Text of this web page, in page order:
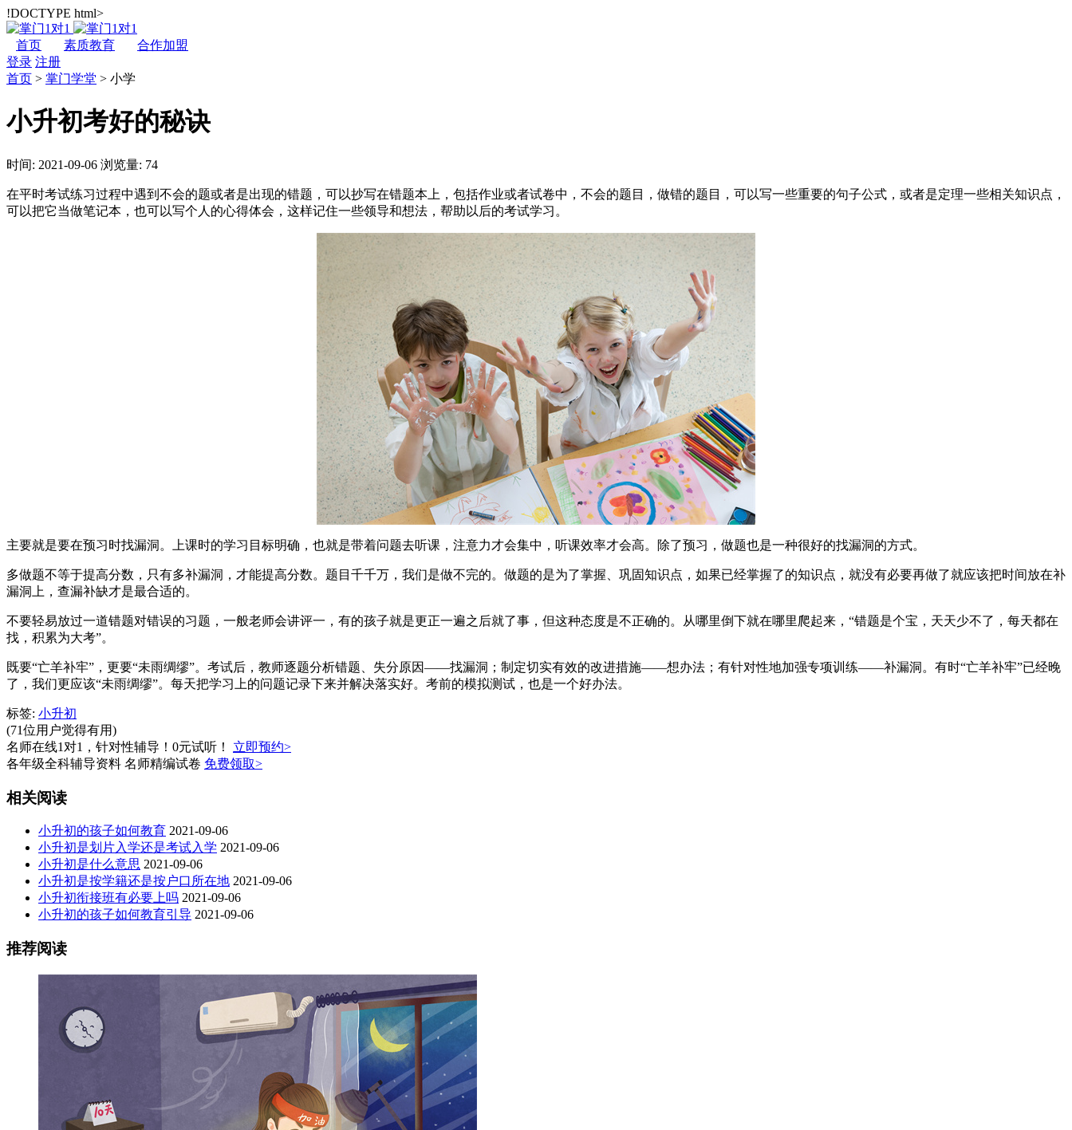
!DOCTYPE html>
首页 素质教育
合作加盟
登录 注册
首页 > 掌门学堂 > 小学
小升初考好的秘诀
时间: 2021-09-06 浏览量: 74
在平时考试练习过程中遇到不会的题或者是出现的错题，可以抄写在错题本上，包括作业或者试卷中，不会的题目，做错的题目，可以写一些重要的句子公式，或者是定理一些相关知识点，
可以把它当做笔记本，也可以写个人的心得体会，这样记住一些领导和想法，帮助以后的考试学习。
主要就是要在预习时找漏洞。上课时的学习目标明确，也就是带着问题去听课，注意力才会集中，听课效率才会高。除了预习，做题也是一种很好的找漏洞的方式。
多做题不等于提高分数，只有多补漏洞，才能提高分数。题目千千万，我们是做不完的。做题的是为了掌握、巩固知识点，如果已经掌握了的知识点，就没有必要再做了就应该把时间放在补
漏洞上，查漏补缺才是最合适的。
不要轻易放过一道错题对错误的习题，一般老师会讲评一，有的孩子就是更正一遍之后就了事，但这种态度是不正确的。从哪里倒下就在哪里爬起来，“错题是个宝，天天少不了，每天都在
找，积累为大考”。
既要“亡羊补牢”，更要“未雨绸缪”。考试后，教师逐题分析错题、失分原因——找漏洞；制定切实有效的改进措施——想办法；有针对性地加强专项训练——补漏洞。有时“亡羊补牢”已经晚
了，我们更应该“未雨绸缪”。每天把学习上的问题记录下来并解决落实好。考前的模拟测试，也是一个好办法。
标签: 小升初
(71位用户觉得有用)
名师在线1对1，针对性辅导！0元试听！
立即预约>
各年级全科辅导资料 名师精编试卷 免费领取>
相关阅读
小升初的孩子如何教育 2021-09-06
小升初是划片入学还是考试入学 2021-09-06
小升初是什么意思 2021-09-06
小升初是按学籍还是按户口所在地 2021-09-06
小升初衔接班有必要上吗 2021-09-06
小升初的孩子如何教育引导 2021-09-06
推荐阅读